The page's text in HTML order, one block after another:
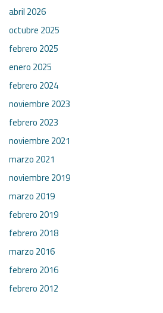
abril 2026
octubre 2025
febrero 2025
enero 2025
febrero 2024
noviembre 2023
febrero 2023
noviembre 2021
marzo 2021
noviembre 2019
marzo 2019
febrero 2019
febrero 2018
marzo 2016
febrero 2016
febrero 2012